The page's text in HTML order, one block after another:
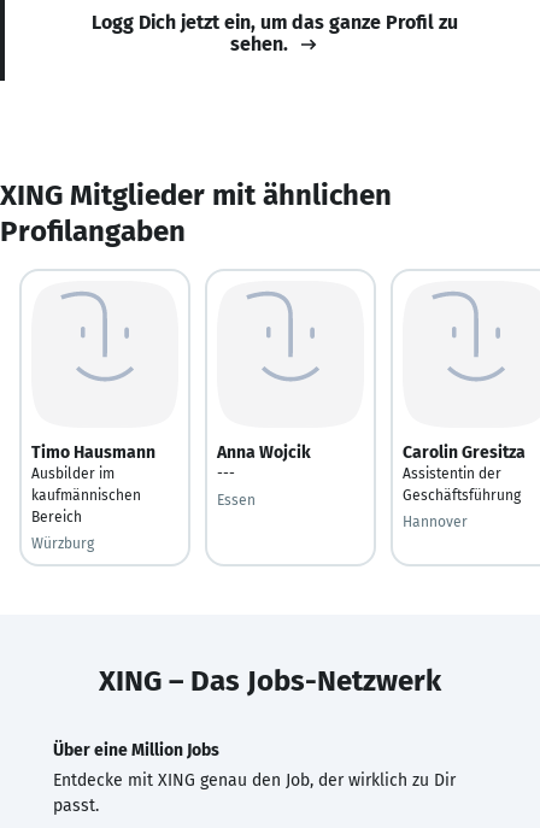
Logg Dich jetzt ein, um das ganze Profil zu
sehen.
XING Mitglieder mit ähnlichen
Profilangaben
Timo Hausmann
Ausbilder im
kaufmännischen
Bereich
Würzburg
Anna Wojcik
---
Essen
Carolin Gresitza
Assistentin der
Geschäftsführung
Hannover
XING – Das Jobs-Netzwerk
Über eine Million Jobs
Entdecke mit XING genau den Job, der wirklich zu Dir
passt.